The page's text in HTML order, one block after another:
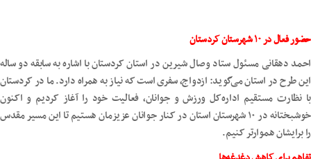
حضور فعال در ۱۰ شهرستان کردستان
احمد دهقانی مسئول ستاد وصال شیرین در استان کردستان با اشاره به سابقه دو ساله
این طرح در استان می‌گوید: ازدواج، سفری است که نیاز به همراه دارد. ما در کردستان
با نظارت مستقیم اداره‌کل ورزش و جوانان، فعالیت خود را آغاز کردیم و اکنون
خوشبختانه در ۱۰ شهرستان استان در کنار جوانان عزیزمان هستیم تا این مسیر مقدس
را برایشان هموارتر کنیم.